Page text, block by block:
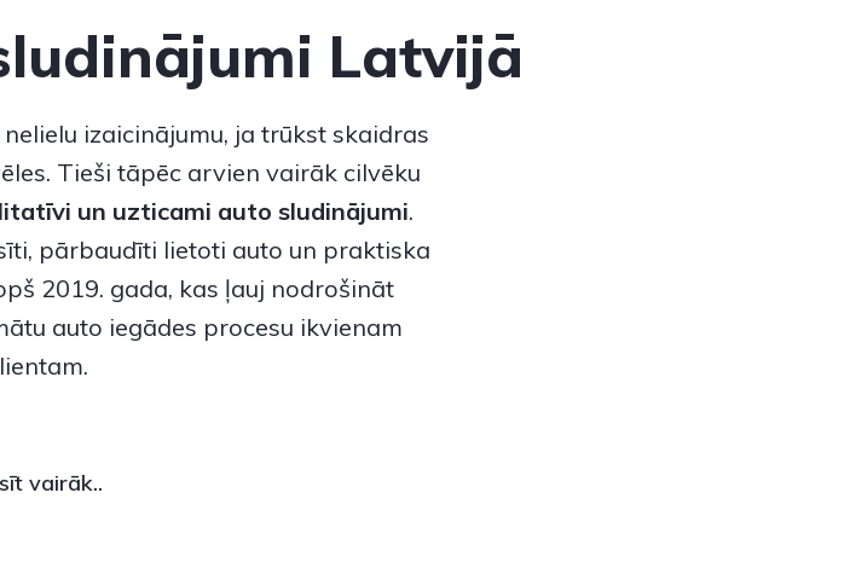
Latvijā
izaicinājumu, ja trūkst skaidras
Tieši tāpēc arvien vairāk cilvēku
un uzticami auto sludinājumi.
pārbaudīti lietoti auto un praktiska
2019. gada, kas ļauj nodrošināt
auto iegādes procesu ikvienam
vairāk..